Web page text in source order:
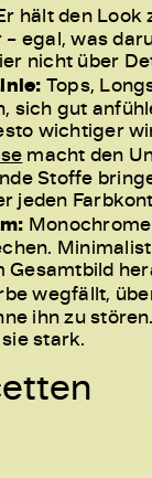
hält den Look
egal, was
nicht über
Tops,
sich gut
wichtiger
macht den
Stoffe
jeden
Gesamtbild
wegfällt,
ihn zu
stark.